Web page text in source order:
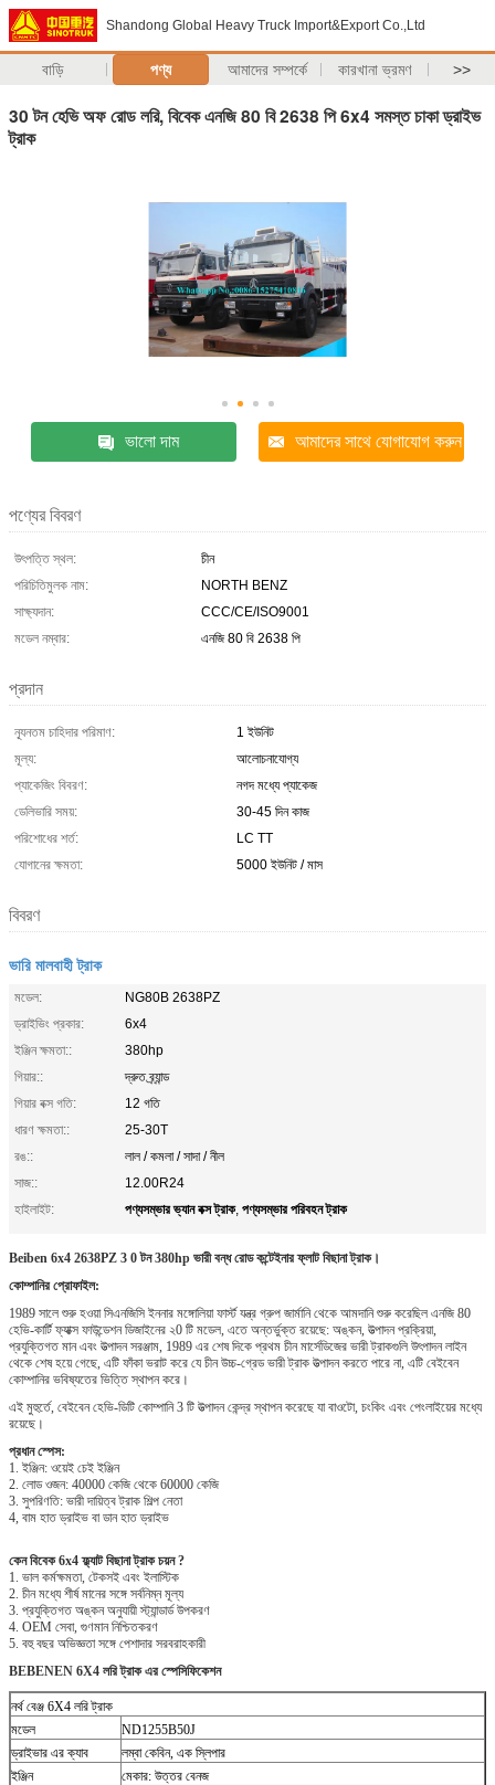
Shandong Global Heavy Truck Import&Export Co.,Ltd
বাড়ি পণ্য আমাদের সম্পর্কে কারখানা ভ্রমণ >>
30 টন হেভি অফ রোড লরি, বিবেক এনজি 80 বি 2638 পি 6x4 সমস্ত চাকা ড্রাইভ
ট্রাক
ভালো দাম আমাদের সাথে যোগাযোগ করুন
পণ্যের বিবরণ
উৎপত্তি স্থল:
চীন
পরিচিতিমুলক নাম:
NORTH BENZ
সাক্ষ্যদান:
CCC/CE/ISO9001
মডেল নম্বার:
এনজি 80 বি 2638 পি
প্রদান
ন্যূনতম চাহিদার পরিমাণ:
1 ইউনিট
মূল্য:
আলোচনাযোগ্য
প্যাকেজিং বিবরণ:
নগদ মধ্যে প্যাকেজ
ডেলিভারি সময়:
30-45 দিন কাজ
পরিশোধের শর্ত:
LC TT
যোগানের ক্ষমতা:
5000 ইউনিট / মাস
বিবরণ
ভারি মালবাহী ট্রাক
মডেল:
NG80B 2638PZ
ড্রাইভিং প্রকার:
6x4
ইঞ্জিন ক্ষমতা::
380hp
গিয়ার::
দ্রুত ব্র্যান্ড
গিয়ার বক্স গতি:
12 গতি
ধারণ ক্ষমতা::
25-30T
রঙ::
লাল / কমলা / সাদা / নীল
সাজ::
12.00R24
হাইলাইট:
পণ্যসম্ভার ভ্যান বক্স ট্রাক, পণ্যসম্ভার পরিবহন ট্রাক
Beiben 6x4 2638PZ 3 0 টন 380hp ভারী বন্ধ রোড কন্টেইনার ফ্লাট বিছানা ট্রাক।
কোম্পানির প্রোফাইল:
1989 সালে শুরু হওয়া সিএনজিসি ইননার মঙ্গোলিয়া ফার্স্ট যন্ত্র গ্রুপ জার্মানি থেকে আমদানি শুরু করেছিল এনজি 80
হেভি-কার্টি ফ্যাক্স ফাউন্ডেশন ডিজাইনের ২0 টি মডেল, এতে অন্তর্ভুক্ত রয়েছে: অঙ্কন, উত্পাদন প্রক্রিয়া,
প্রযুক্তিগত মান এবং উত্পাদন সরঞ্জাম, 1989 এর শেষ দিকে প্রথম চীন মার্সেডিজের ভারী ট্রাকগুলি উৎপাদন লাইন
থেকে শেষ হয়ে গেছে, এটি ফাঁকা ভরাট করে যে চীন উচ্চ-গ্রেড ভারী ট্রাক উত্পাদন করতে পারে না, এটি বেইবেন
কোম্পানির ভবিষ্যতের ভিত্তি স্থাপন করে।
এই মুহুর্তে, বেইবেন হেভি-ডিটি কোম্পানি 3 টি উত্পাদন কেন্দ্র স্থাপন করেছে যা বাওটো, চংকিং এবং পেংলাইয়ের মধ্যে
রয়েছে।
প্রধান স্পেস:
1. ইঞ্জিন: ওয়েই চেই ইঞ্জিন
2. লোড ওজন: 40000 কেজি থেকে 60000 কেজি
3. সুপরিণতি: ভারী দায়িত্ব ট্রাক শিল্প নেতা
4, বাম হাত ড্রাইভ বা ডান হাত ড্রাইভ
কেন বিবেক 6x4 ফ্ল্যাট বিছানা ট্রাক চয়ন ?
1. ভাল কর্মক্ষমতা, টেকসই এবং ইলাস্টিক
2. চীন মধ্যে শীর্ষ মানের সঙ্গে সর্বনিম্ন মূল্য
3. প্রযুক্তিগত অঙ্কন অনুযায়ী স্ট্যান্ডার্ড উপকরণ
4. OEM সেবা, গুণমান নিশ্চিতকরণ
5. বহু বছর অভিজ্ঞতা সঙ্গে পেশাদার সরবরাহকারী
BEBENEN 6X4 লরি ট্রাক এর স্পেসিফিকেশন
নর্থ বেঞ্জ 6X4 লরি ট্রাক
মডেল
ND1255B50J
ড্রাইভার এর ক্যাব
লম্বা কেবিন, এক স্লিপার
ইঞ্জিন
মেকার: উত্তর বেনজ